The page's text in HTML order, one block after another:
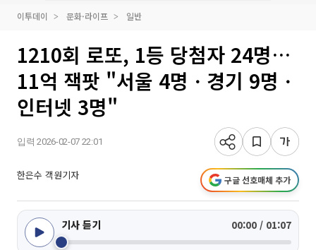
이투데이 문화·라이프 일반
1210회 로또, 1등 당첨자 24명…
11억 잭팟 "서울 4명ㆍ경기 9명ㆍ
인터넷 3명"
입력 2026-02-07 22:01
한은수 객원기자 구글 선호매체 추가
기사 듣기 00:00 / 01:07